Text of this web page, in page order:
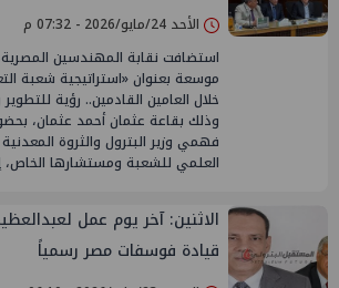
الأحد 24/مايو/2026 - 07:32 م
استضافت نقابة المهندسين
موسعة بعنوان «استراتيجية شعبة
خلال العامين القادمين.. رؤية
وذلك بقاعة عثمان أحمد عثمان،
فهمي وزير البترول والثروة
العلمي للشعبة ومستشارها الخاص،
الاثنين: آخر يوم عمل
قيادة فوسفات مصر رسمياً